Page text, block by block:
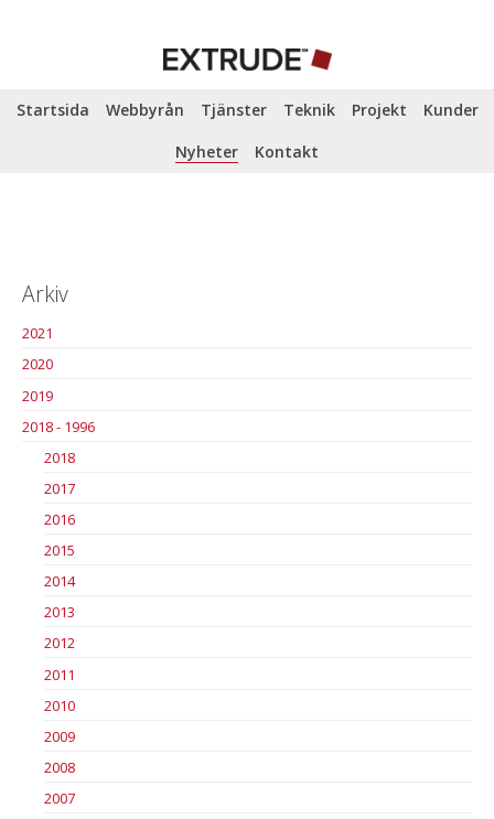
Startsida Webbyrån Tjänster Teknik Projekt
Kunder
Nyheter
Kontakt
Arkiv
2021
2020
2019
2018 - 1996
2018
2017
2016
2015
2014
2013
2012
2011
2010
2009
2008
2007